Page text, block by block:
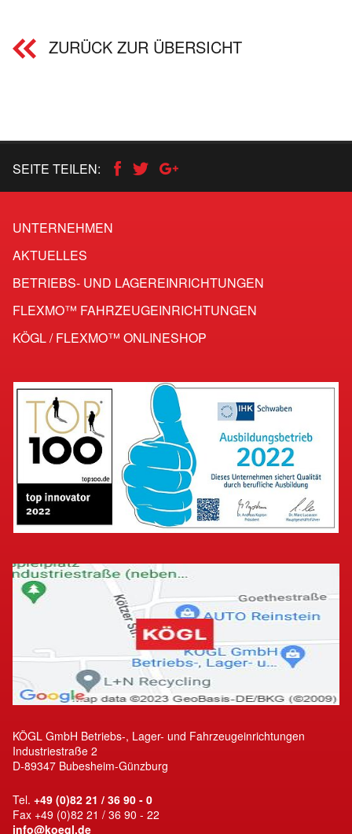
ZURÜCK ZUR ÜBERSICHT
SEITE TEILEN:
UNTERNEHMEN
AKTUELLES
BETRIEBS- UND LAGEREINRICHTUNGEN
FLEXMO™ FAHRZEUG­EINRICHTUNGEN
KÖGL / FLEXMO™ ONLINESHOP
KÖGL GmbH Betriebs-, Lager- und Fahrzeugeinrichtungen
Industriestraße 2
D-89347 Bubesheim-Günzburg
Tel. +49 (0)82 21 / 36 90 - 0
Fax +49 (0)82 21 / 36 90 - 22
info@koegl.de